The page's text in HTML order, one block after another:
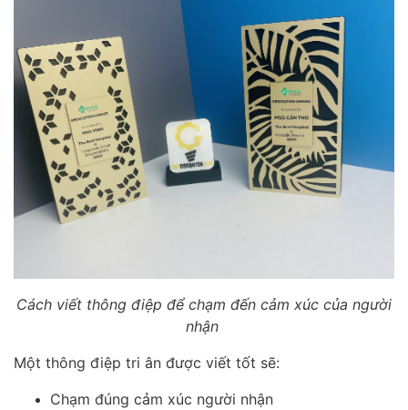
Cách viết thông điệp để chạm đến cảm xúc của người
nhận
Một thông điệp tri ân được viết tốt sẽ:
Chạm đúng cảm xúc người nhận